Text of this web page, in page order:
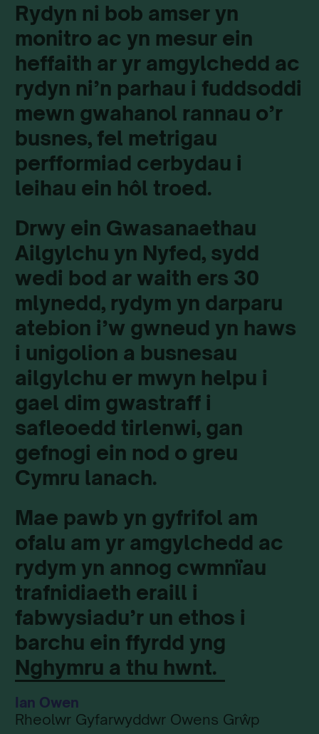
Rydyn ni bob amser yn
monitro ac yn mesur ein
heffaith ar yr amgylchedd ac
rydyn ni’n parhau i fuddsoddi
mewn gwahanol rannau o’r
busnes, fel metrigau
perfformiad cerbydau i
leihau ein hôl troed.
Drwy ein Gwasanaethau
Ailgylchu yn Nyfed, sydd
wedi bod ar waith ers 30
mlynedd, rydym yn darparu
atebion i’w gwneud yn haws
i unigolion a busnesau
ailgylchu er mwyn helpu i
gael dim gwastraff i
safleoedd tirlenwi, gan
gefnogi ein nod o greu
Cymru lanach.
Mae pawb yn gyfrifol am
ofalu am yr amgylchedd ac
rydym yn annog cwmnïau
trafnidiaeth eraill i
fabwysiadu’r un ethos i
barchu ein ffyrdd yng
Nghymru a thu hwnt.
Ian Owen
Rheolwr Gyfarwyddwr Owens Grŵp